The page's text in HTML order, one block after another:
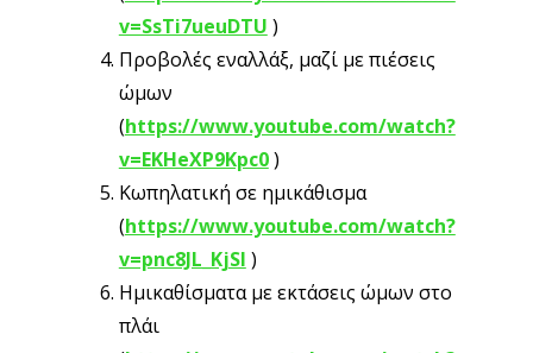
Αν ρωτάςπώς να χάσω 10 κιλά γρήγορα,αυτό το
πρόγραμμα γυμναστικής είναι για σένα.
μόνο δίαιτα, ακόμα και την καλύτερη δίαιτα, χωρίς
κατάλληλη γυμναστική,το βάρος που θα χάσεις θα
είναι 50-50 μυς-λίπος. Αυτό σημαίνει όχι μόνο ότι
το σώμα σου πιθανόν να καταλήξει να έχει
χειρότερη εμφάνιση από πριν, αλλά ότι
καταλήξεις να έχεις το ίδιο ποσοστό λίπους με ένα
μικρότερο βάρος, με λιγότερους μυς.